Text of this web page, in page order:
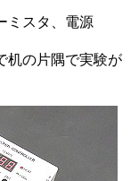
ミスタ、電源
机の片隅で実験が